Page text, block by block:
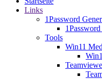
Links
1Password
Tools
Win11